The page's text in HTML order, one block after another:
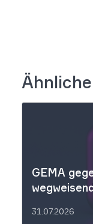
GEMA
31.07.2026